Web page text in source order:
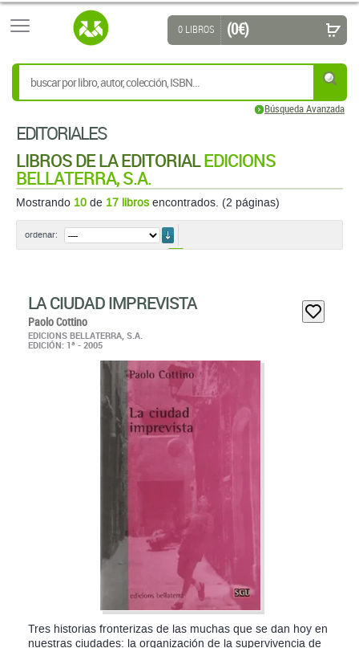
Búsqueda Avanzada
0 LIBROS (0 €)
EDITORIALES
LIBROS DE LA EDITORIAL EDICIONS
BELLATERRA, S.A.
Mostrando 10 de 17 libros encontrados. (2 páginas)
ordenar:
1
LA CIUDAD IMPREVISTA
Paolo Cottino
EDICIONS BELLATERRA, S.A.
EDICIÓN: 1ª - 2005
Tres historias fronterizas de las muchas que se dan hoy en
nuestras ciudades: la organización de la supervivencia de